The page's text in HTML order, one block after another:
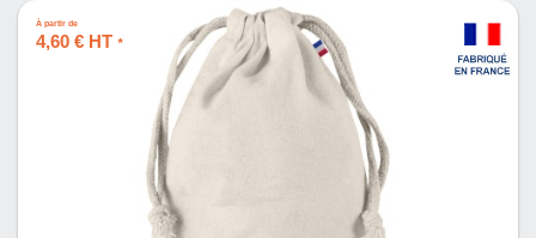
À partir de
4,60 € HT *